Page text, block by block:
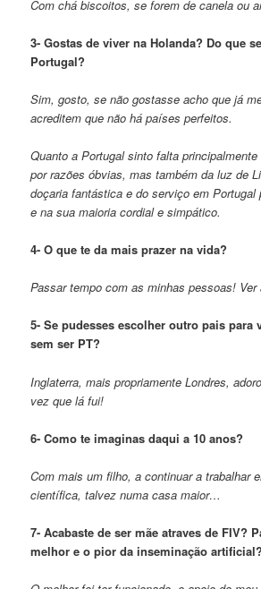
Com chá biscoitos, se forem de canela ou
3- Gostas de viver na Holanda? Do que
Portugal?
Sim, gosto, se não gostasse acho que já
acreditem que não há países perfeitos.
Quanto a Portugal sinto falta
por razões óbvias, mas também da luz de
doçaria fantástica e do serviço em Portugal
e na sua maioria cordial e simpático.
4- O que te da mais prazer na vida?
Passar tempo com as minhas pessoas! Ver
5- Se pudesses escolher outro pais para
sem ser PT?
Inglaterra, mais propriamente Londres,
vez que lá fui!
6- Como te imaginas daqui a 10 anos?
Com mais um filho, a continuar a trabalhar
científica, talvez numa casa maior…
7- Acabaste de ser mãe atraves de FIV?
melhor e o pior da inseminação artificial?